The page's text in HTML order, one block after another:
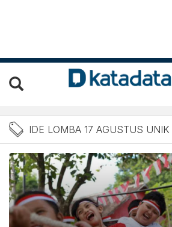
Berita Ide
IDE LOMBA 17 AGUSTUS